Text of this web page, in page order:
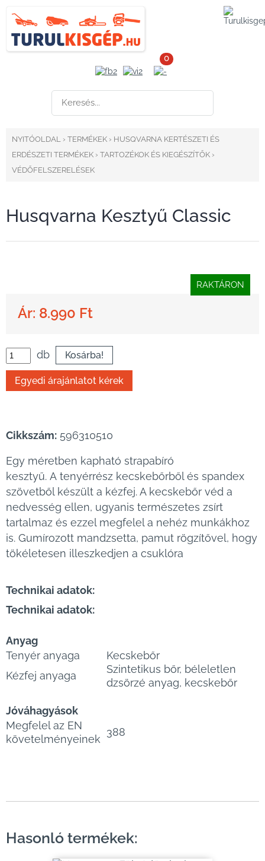
0
NYITÓOLDAL › TERMÉKEK › HUSQVARNA KERTÉSZETI ÉS
ERDÉSZETI TERMÉKEK › TARTOZÉKOK ÉS KIEGÉSZÍTŐK ›
VÉDŐFELSZERELÉSEK
Husqvarna Kesztyű Classic
RAKTÁRON
Ár: 8.990 Ft
db
Cikkszám: 596310510
Egy méretben kapható strapabíró
kesztyű. A tenyérrész kecskebőrből és spandex
szövetből készült a kézfej. A kecskebőr véd a
nedvesség ellen, ugyanis természetes zsírt
tartalmaz és ezzel megfelel a nehéz munkákhoz
is. Gumírozott mandzsetta, pamut rögzítővel, hogy
tökéletesen illeszkedjen a csuklóra
Technikai adatok:
Technikai adatok:
Anyag
Tenyér anyaga
Kecskebőr
Kézfej anyaga
Szintetikus bőr, béleletlen
dzsörzé anyag, kecskebőr
Jóváhagyások
Megfelel az EN
követelményeinek
388
Hasonló termékek: